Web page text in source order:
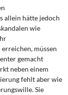
allein hätte jedoch
wie
müssen
gemacht
neben einem
fehlt aber wie
Sie